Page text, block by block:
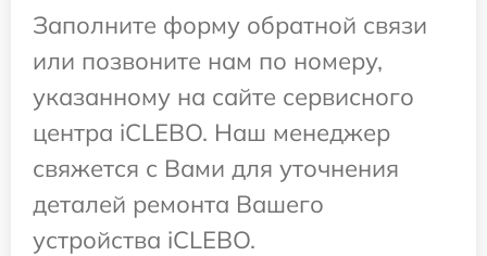
Заполните форму обратной связи
или позвоните нам по номеру,
указанному на сайте сервисного
центра iCLEBO. Наш менеджер
свяжется с Вами для уточнения
деталей ремонта Вашего
устройства iCLEBO.